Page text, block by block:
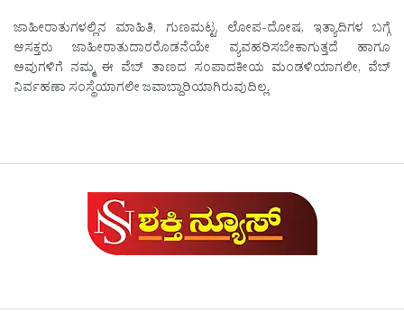
ಜಾಹೀರಾತುಗಳಲ್ಲಿನ ಮಾಹಿತಿ, ಗುಣಮಟ್ಟ, ಲೋಪ-ದೋಷ, ಇತ್ಯಾದಿಗಳ ಬಗ್ಗೆ
ಆಸಕ್ತರು ಜಾಹೀರಾತುದಾರರೊಡನೆಯೇ ವ್ಯವಹರಿಸಬೇಕಾಗುತ್ತದೆ ಹಾಗೂ
ಅವುಗಳಿಗೆ ನಮ್ಮ ಈ ವೆಬ್ ತಾಣದ ಸಂಪಾದಕೀಯ ಮಂಡಳಿಯಾಗಲೀ, ವೆಬ್
ನಿರ್ವಹಣಾ ಸಂಸ್ಥೆಯಾಗಲೀ ಜವಾಬ್ದಾರಿಯಾಗಿರುವುದಿಲ್ಲ.